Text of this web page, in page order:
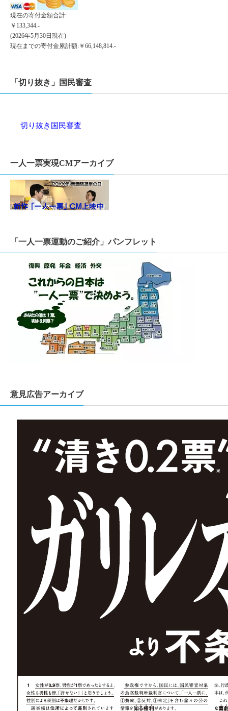
現在の寄付金額合計:
￥133,344.-
(2026年5月30日現在)
現在までの寄付金累計額:￥66,148,814.-
「切り抜き」国民審査
切り抜き国民審査
一人一票実現CMアーカイブ
「一人一票運動のご紹介」パンフレット
意見広告アーカイブ